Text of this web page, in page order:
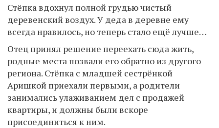
Стёпка вдохнул полной грудью чистый
деревенский воздух. У деда в деревне ему
всегда нравилось, но теперь стало ещё лучше…
Отец принял решение переехать сюда жить,
родные места позвали его обратно из другого
региона. Стёпка с младшей сестрёнкой
Аришкой приехали первыми, а родители
занимались улаживанием дел с продажей
квартиры, и должны были вскоре
присоединиться к ним.